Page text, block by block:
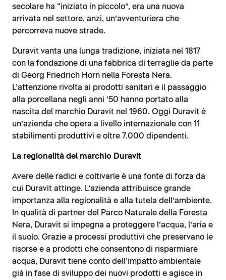
secolare ha “iniziato in piccolo”, era una nuova
arrivata nel settore, anzi, un’avventuriera che
percorreva nuove strade.
Duravit vanta una lunga tradizione, iniziata nel 1817
con la fondazione di una fabbrica di terraglie da parte
di Georg Friedrich Horn nella Foresta Nera.
L’attenzione rivolta ai prodotti sanitari e il passaggio
alla porcellana negli anni ’50 hanno portato alla
nascita del marchio Duravit nel 1960. Oggi Duravit è
un’azienda che opera a livello internazionale con 11
stabilimenti produttivi e oltre 7.000 dipendenti.
La regionalità del marchio Duravit
Avere delle radici e coltivarle è una fonte di forza da
cui Duravit attinge. L’azienda attribuisce grande
importanza alla regionalità e alla tutela dell’ambiente.
In qualità di partner del Parco Naturale della Foresta
Nera, Duravit si impegna a proteggere l’acqua, l’aria e
il suolo. Grazie a processi produttivi che preservano le
risorse e a prodotti che consentono di risparmiare
acqua, Duravit tiene conto dell’impatto ambientale
già in fase di sviluppo dei nuovi prodotti e agisce in